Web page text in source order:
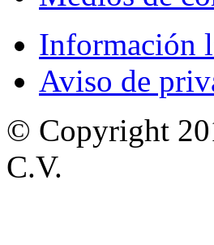
Información
Aviso de
© Copyright
C.V.